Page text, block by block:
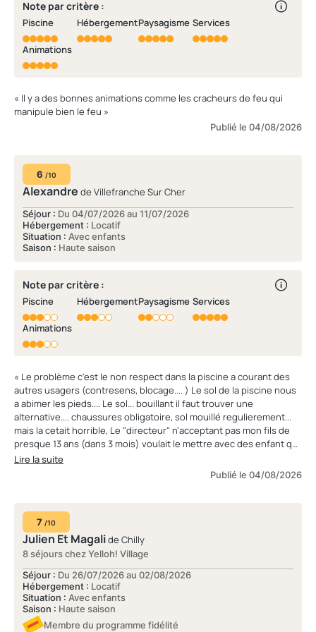
Note par critère :
Piscine Hébergement Paysagisme Services
Animations
« Il y a des bonnes animations comme les cracheurs de feu qui
manipule bien le feu »
Publié le 04/08/2026
6 /10
Alexandre de Villefranche Sur Cher
Séjour : Du 04/07/2026 au 11/07/2026
Hébergement : Locatif
Situation : Avec enfants
Saison : Haute saison
Note par critère :
Piscine Hébergement Paysagisme Services
Animations
« Le problème c'est le non respect dans la piscine a courant des
autres usagers (contresens, blocage.... ) Le sol de la piscine nous
a abimer les pieds.... Le sol... bouillant il faut trouver une
alternative.... chaussures obligatoire, sol mouillé regulierement...
mais la cetait horrible, Le "directeur" n'acceptant pas mon fils de
presque 13 ans (dans 3 mois) voulait le mettre avec des enfant qui
Lire la suite
Publié le 04/08/2026
7 /10
Julien Et Magalide Chilly
8 séjours chez Yelloh! Village
Séjour : Du 26/07/2026 au 02/08/2026
Hébergement : Locatif
Situation : Avec enfants
Saison : Haute saison
Membre du programme fidélité